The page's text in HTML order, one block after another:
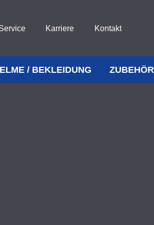
Karriere Kontakt
/ BEKLEIDUNG ZUBEHÖR